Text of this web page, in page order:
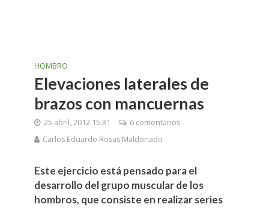
HOMBRO
Elevaciones laterales de
brazos con mancuernas
25 abril, 2012 15:31
6 comentarios
Carlos Eduardo Rosas Maldonado
Este ejercicio está pensado para el
desarrollo del grupo muscular de los
hombros, que consiste en realizar series